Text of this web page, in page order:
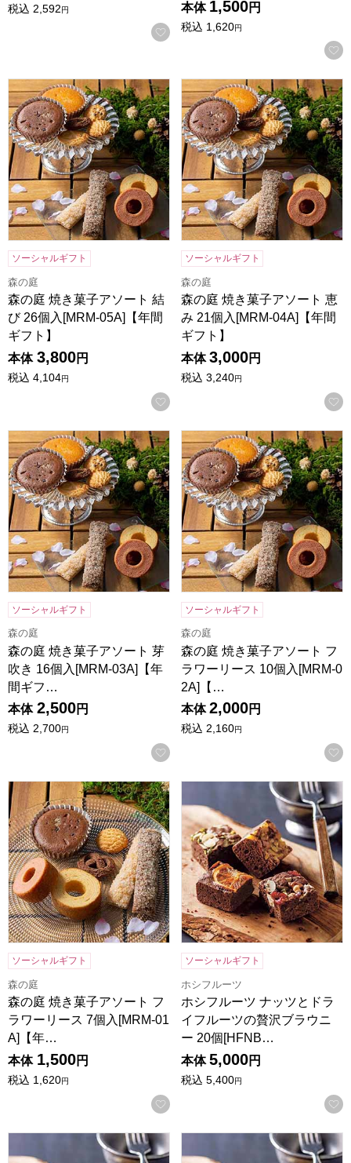
税込 2,592円
お気に入りに登録する
本体 1,500円
税込 1,620円
森の庭 焼き菓子アソート 結び 26個入[MRM-05A]【年間ギフ
ソーシャルギフト
森の庭
森の庭 焼き菓子アソート 結
び 26個入[MRM-05A]【年間
ギフト】
本体 3,800円
税込 4,104円
お気に入りに登録する
森の庭 焼き菓子アソート 恵
ソーシャルギフト
森の庭
森の庭 焼き菓子アソート 恵
み 21個入[MRM-04A]【年間
ギフト】
本体 3,000円
税込 3,240円
森の庭 焼き菓子アソート 芽吹き 16個入[MRM-03A]【年間ギ
ソーシャルギフト
森の庭
森の庭 焼き菓子アソート 芽
吹き 16個入[MRM-03A]【年
間ギフ…
本体 2,500円
税込 2,700円
お気に入りに登録する
森の庭 焼き菓子アソート フ
ソーシャルギフト
森の庭
森の庭 焼き菓子アソート フ
ラワーリース 10個入[MRM-0
2A]【…
本体 2,000円
税込 2,160円
森の庭 焼き菓子アソート フラワーリース 7個入[MRM-01A]
ソーシャルギフト
森の庭
森の庭 焼き菓子アソート フ
ラワーリース 7個入[MRM-01
A]【年…
本体 1,500円
税込 1,620円
お気に入りに登録する
ホシフルーツ ナッツとドラ
ソーシャルギフト
ホシフルーツ
ホシフルーツ ナッツとドラ
イフルーツの贅沢ブラウニ
ー 20個[HFNB…
本体 5,000円
税込 5,400円
ホシフルーツ ナッツとドライフルーツの贅沢ブラウニー 12
ホシフルーツ ナッツとドラ